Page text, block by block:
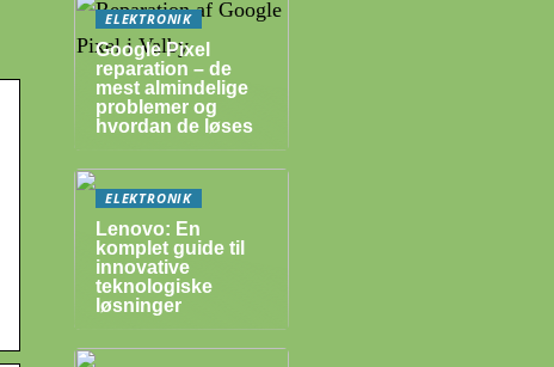
ELEKTRONIK
Google Pixel
reparation – de
mest almindelige
problemer og
hvordan de løses
ELEKTRONIK
Lenovo: En
komplet guide til
innovative
teknologiske
løsninger